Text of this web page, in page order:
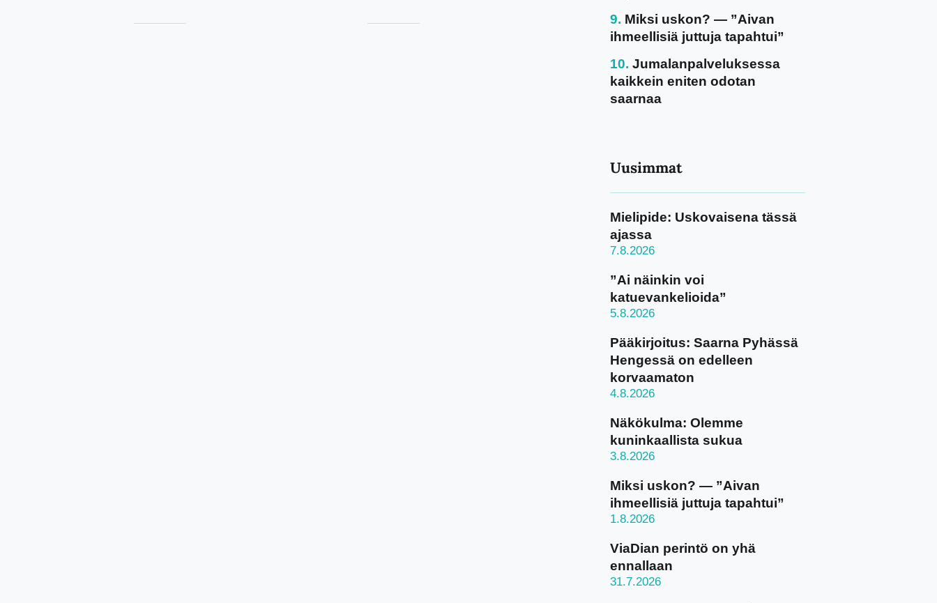
Miksi uskon? — ”Aivan
ihmeellisiä juttuja tapahtui”
Jumalanpalveluksessa
kaikkein eniten odotan
saarnaa
Uusimmat
Mielipide: Uskovaisena tässä
ajassa
7.8.2026
”Ai näinkin voi
katuevankelioida”
5.8.2026
Pääkirjoitus: Saarna Pyhässä
Hengessä on edelleen
korvaamaton
4.8.2026
Näkökulma: Olemme
kuninkaallista sukua
3.8.2026
Miksi uskon? — ”Aivan
ihmeellisiä juttuja tapahtui”
1.8.2026
ViaDian perintö on yhä
ennallaan
31.7.2026